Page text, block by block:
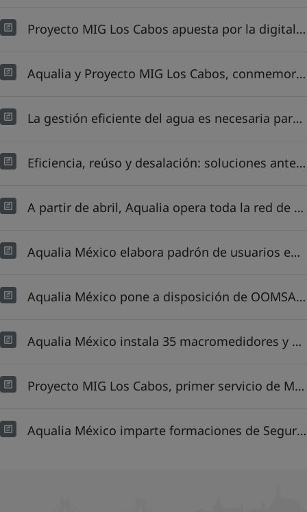
Proyecto MIG Los Cabos apuesta por la digitalización en la gestión de clientes
Aqualia y Proyecto MIG Los Cabos, conmemoran el Día Mundial del Agua en el Hidrofest 2025 de OOMSAPAS LC
La gestión eficiente del agua es necesaria para el desarrollo de destinos turísticos: Los Cabos
Eficiencia, reúso y desalación: soluciones ante el déficit hídrico en México
A partir de abril, Aqualia opera toda la red de agua potable en Cabo San Lucas
Aqualia México elabora padrón de usuarios en Cabo San Lucas: detecta un incremento del 20% y 12% de tomas domiciliarias sin contrato
Aqualia México pone a disposición de OOMSAPAS LC su banco de prueba y calibración de medidores de agua potable
Aqualia México instala 35 macromedidores y 42 dataloggers en Cabo San Lucas
Proyecto MIG Los Cabos, primer servicio de México en tener un CAT con infraestructura digital
Aqualia México imparte formaciones de Seguridad, Salud y Protección Civil a 215 colaboradores